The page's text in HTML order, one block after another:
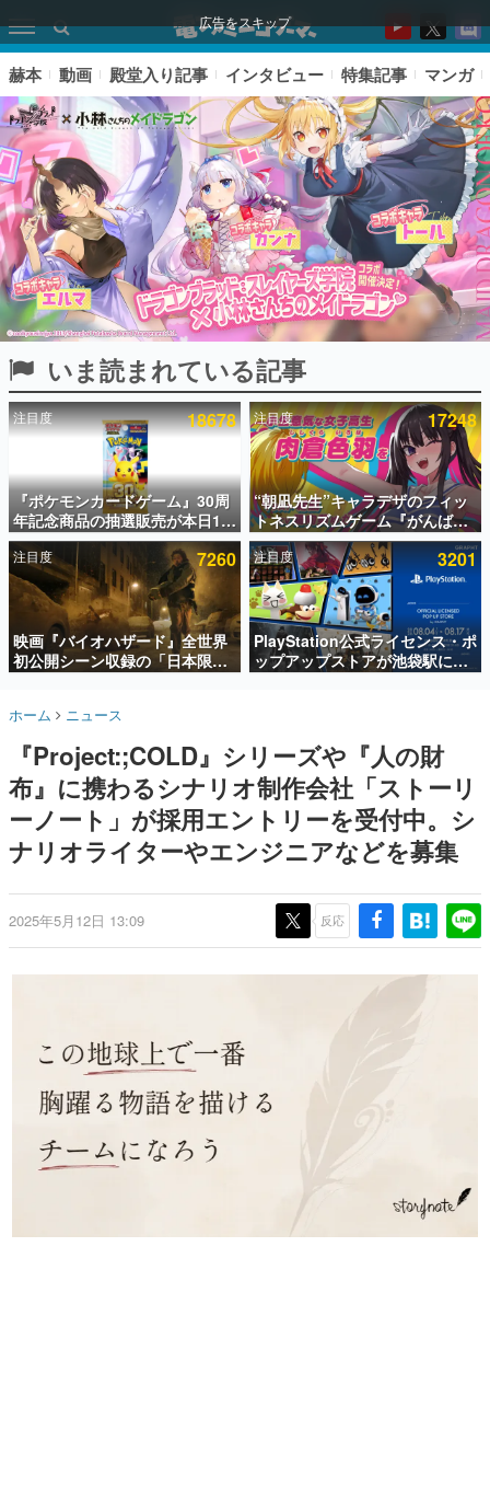
広告をスキップ
ピックアップ
電ファミのいま読まれている記事ランキング
アプリセール情報
インタビュー
連載・特集一覧
殿堂入り記事
SNS拡散数が数千以上！ ページビュー数万以上！ などな
ど。多くの人々に読まれた、電ファミ渾身の“殿堂入り”記
事をまとめました。
名作ゲームクリエイターの方々に製作時のエピソードをお
きます。
赫本
この物語を解いてはいけない。『赫本』は、〈試験問題〉
の形をした短編ホラー小説集です。
これからのデジタルゲーム市場を担う若きクリエイター達
の姿を追い、彼らのルーツと情熱を探っていきます。
ゲームに多大な影響を受けた作家さんに取材し、ゲームが
日本モバイルゲーム産業史
日本のモバイルゲーム史における主要なトピック・タイト
ルを網羅するほか、開発者へのインタビューや識者による
解説を掲載。約20年の歴史が一望できる決定版！
若ゲのいたり〜ゲームクリエイターの青春〜
『うつヌケ』『ペンと箸』等で知られるマンガ家・田中圭
なんでゲームは面白い？
赫本 動画 殿堂入り記事 インタビュー 特集記事 マンガ
いま読まれている記事
注目度 18678
『ポケモンカードゲーム』30周
年記念商品の抽選販売が本日12
時より開始。拡張パック「30th
CELEBRATION」のボックス
に、「プレミアムデッキセット
エーフィ・ブラッキー」
「FUTURISTIC BOX」の計3商
品
注目度 17248
“朝凪先生”キャラデザのフィッ
トネスリズムゲーム『がんば
れ！チアリズム』Steamストア
ページが公開。キャラクターの
CVは陽向葵ゅかさん
注目度 7260
映画『バイオハザード』全世界
初公開シーン収録の「日本限
定」予告映像が解禁。バイオの
「ラクーンシティ総合病院」へ
注目度 3201
PlayStation公式ライセンス・ポ
ップアップストアが池袋駅にて
期間限定で開催。夏のアパレル
ホーム ニュース
『Project:;COLD』シリーズや『人の財
布』に携わるシナリオ制作会社「ストーリ
ーノート」が採用エントリーを受付中。シ
ナリオライターやエンジニアなどを募集
2025年5月12日 13:09 反応